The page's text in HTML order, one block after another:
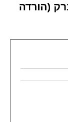
(הורדה